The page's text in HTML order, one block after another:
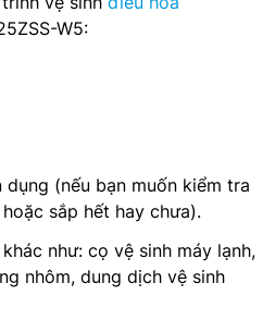
W5:
(nếu bạn muốn kiểm tra
sắp hết hay chưa).
như: cọ vệ sinh máy lạnh,
nhôm, dung dịch vệ sinh